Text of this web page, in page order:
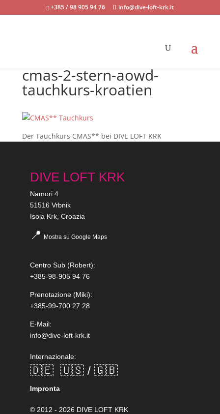
+385 / 98 905 94 76 info@dive-loft-krk.it
cmas-2-stern-aowd-
tauchkurs-kroatien
Der Tauchkurs CMAS** bei DIVE LOFT KRK
DIVE LOFT KRK
Namori 4
51516 Vrbnik
Isola Krk, Croazia
📍 Mostra su Google Maps
Centro Sub(Robert):
+385-98-905 94 76
Prenotazione(Miki):
+385-99-700 27 28
E-Mail:
info@dive-loft-krk.it
Internazionale:
🇩🇪 🇺🇸 / 🇬🇧
Impronta
© 2012 - 2026 DIVE LOFT KRK